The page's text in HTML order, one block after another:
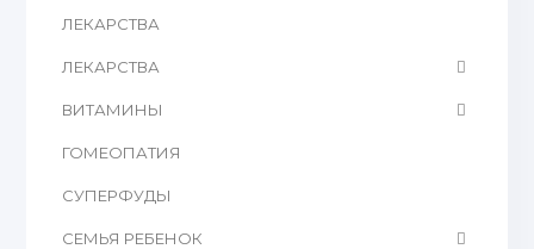
ЛЕКАРСТВА
ЛЕКАРСТВА
ВИТАМИНЫ
ГОМЕОПАТИЯ
CУПЕРФУДЫ
СЕМЬЯ РЕБЕНОК